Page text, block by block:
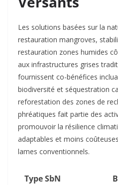
Les solutions basées sur la
restauration mangroves,
restauration zones humides
aux infrastructures grises
fournissent co-bénéfices
biodiversité et séquestration
reforestation des zones de
phréatiques fait partie des
promouvoir la résilience
adaptables et moins
lames conventionnels.
Type SbN